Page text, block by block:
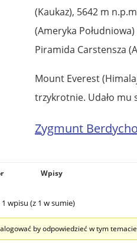
(Kaukaz), 5642 m
(Ameryka
Piramida Carstensza
Mount Everest
trzykrotnie. Udało mu
Zygmunt
Wpisy
wpisu (z 1 w sumie)
by odpowiedzieć w tym